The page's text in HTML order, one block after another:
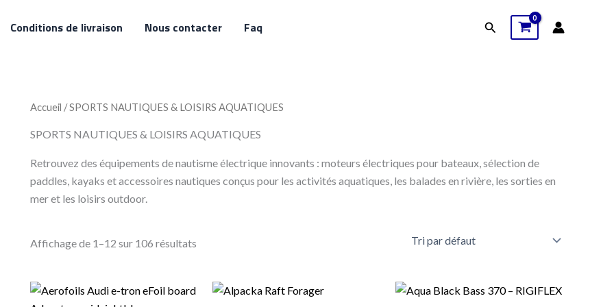
Conditions de livraison Nous contacter Faq Rechercher
Accueil / SPORTS NAUTIQUES & LOISIRS AQUATIQUES
SPORTS NAUTIQUES & LOISIRS AQUATIQUES
Retrouvez des équipements de nautisme électrique innovants : moteurs électriques pour bateaux, sélection de
paddles, kayaks et accessoires nautiques conçus pour les activités aquatiques, les balades en rivière, les sorties en
mer et les loisirs outdoor.
Affichage de 1–12 sur 106 résultats
Le
Le
Le
Le
prix
Le
Le